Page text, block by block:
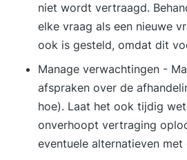
niet wordt vertraagd.
elke vraag als een nieuwe
ook is gesteld, omdat dit
Manage verwachtingen -
afspraken over de
hoe). Laat het ook tijdig
onverhoopt vertraging
eventuele alternatieven met